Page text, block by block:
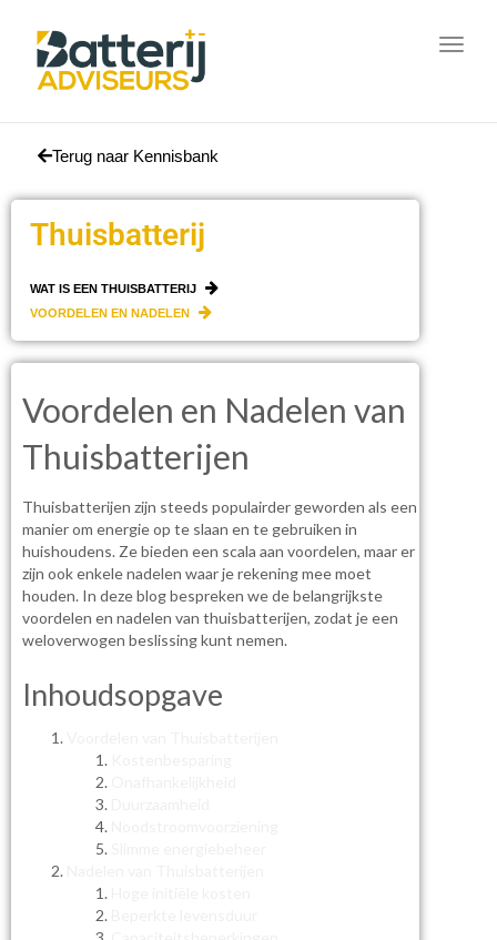
Terug naar Kennisbank
Thuisbatterij
WAT IS EEN THUISBATTERIJ
VOORDELEN EN NADELEN
Voordelen en Nadelen van
Thuisbatterijen
Thuisbatterijen zijn steeds populairder geworden als een
manier om energie op te slaan en te gebruiken in
huishoudens. Ze bieden een scala aan voordelen, maar er
zijn ook enkele nadelen waar je rekening mee moet
houden. In deze blog bespreken we de belangrijkste
voordelen en nadelen van thuisbatterijen, zodat je een
weloverwogen beslissing kunt nemen.
Inhoudsopgave